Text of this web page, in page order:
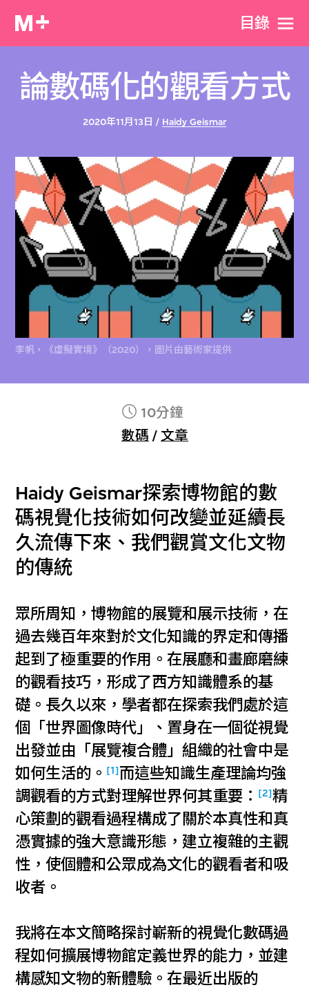
目​錄
2020年11月13日 / Haidy Geismar
論數碼化的觀看方式
李帆，《虛擬實境》（2020），圖片由藝術家提供
10分鐘
數碼 / 文章
Haidy Geismar探索博物館的數
碼視覺化技術如何改變並延續長
久流傳下來、我們觀賞文化文物
的傳統
眾所周知，博物館的展覽和展示技術，在
過去幾百年來對於文化知識的界定和傳播
起到了極重要的作用。在展廳和畫廊磨練
的觀看技巧，形成了西方知識體系的基
礎。長久以來，學者都在探索我們處於這
個「世界圖像時代」、置身在一個從視覺
出發並由「展覽複合體」組織的社會中是
如何生活的。 [1]而這些知識生產理論均強
調觀看的方式對理解世界何其重要： [2]精
心策劃的觀看過程構成了關於本真性和真
憑實據的強大意識形態，建立複雜的主觀
性，使個體和公眾成為文化的觀看者和吸
收者。
我將在本文簡略探討嶄新的視覺化數碼過
程如何擴展博物館定義世界的能力，並建
構感知文物的新體驗。在最近出版的